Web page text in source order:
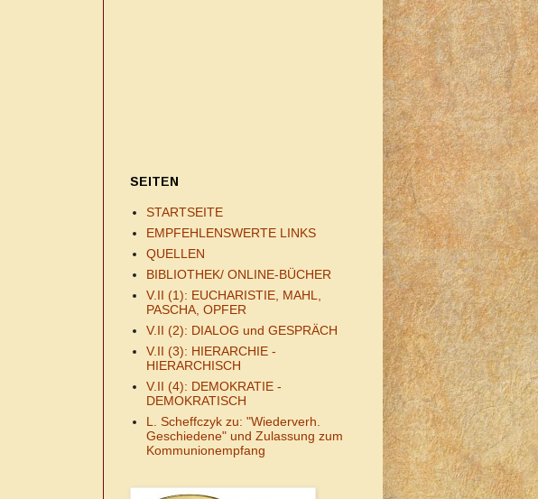
SEITEN
STARTSEITE
EMPFEHLENSWERTE LINKS
QUELLEN
BIBLIOTHEK/ ONLINE-BÜCHER
V.II (1): EUCHARISTIE, MAHL,
PASCHA, OPFER
V.II (2): DIALOG und GESPRÄCH
V.II (3): HIERARCHIE -
HIERARCHISCH
V.II (4): DEMOKRATIE -
DEMOKRATISCH
L. Scheffczyk zu: "Wiederverh.
Geschiedene" und Zulassung zum
Kommunionempfang